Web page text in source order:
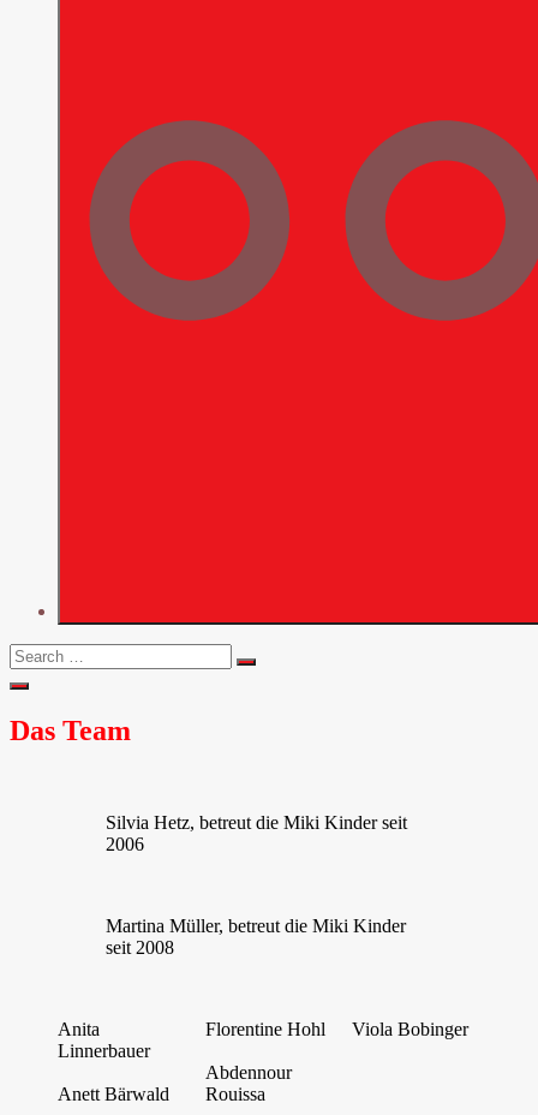
Search
for:
Search
Open
Das Team
Silvia Hetz, betreut die Miki Kinder seit
2006
Martina Müller, betreut die Miki Kinder
seit 2008
Anita
Linnerbauer
Anett Bärwald
Florentine Hohl
Abdennour
Rouissa
Viola Bobinger